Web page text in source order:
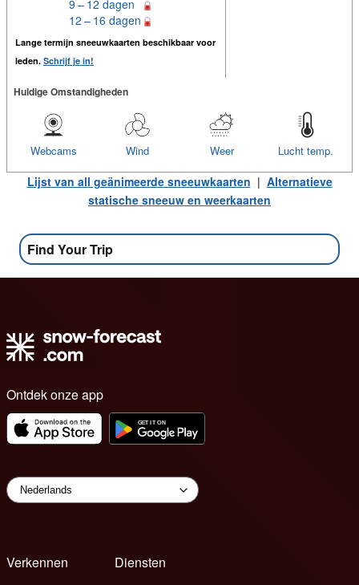
9 – 12 dagen
12 – 16 dagen
Lange termijn sneeuwkaarten beschikbaar voor
leden. Schrijf je in!
Huidige Omstandigheden
Lucht temp.
Weer
Wind
Webcams
Lijst van all geänimeerde sneeuwkaarten | Alternatieve
statische sneeuw en weerkaarten
Find Your Trip
Ontdek onze app
Verkennen
Diensten